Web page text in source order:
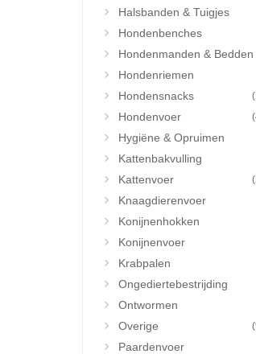
Halsbanden & Tuigjes
Hondenbenches
Hondenmanden & Bedden
Hondenriemen
Hondensnacks
Hondenvoer
Hygiëne & Opruimen
Kattenbakvulling
Kattenvoer
Knaagdierenvoer
Konijnenhokken
Konijnenvoer
Krabpalen
Ongediertebestrijding
Ontwormen
Overige
Paardenvoer